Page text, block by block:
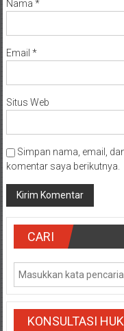
Nama *
Email *
Situs Web
Simpan nama, email,
komentar saya berikutnya.
CARI
KONSULTASI